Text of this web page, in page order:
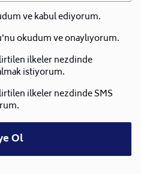
ve kabul ediyorum.
okudum ve onaylıyorum.
ilkeler nezdinde
istiyorum.
ilkeler nezdinde SMS
Ol